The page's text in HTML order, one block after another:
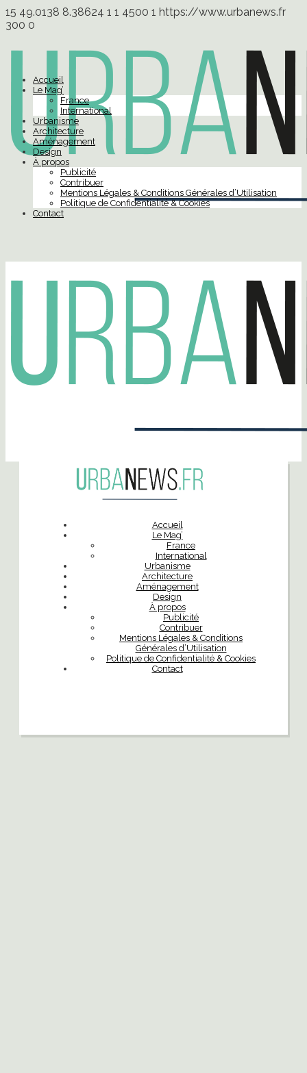
15 49.0138 8.38624 1 1 4500 1 https://www.urbanews.fr
300 0
Accueil
Le Mag’
France
International
Urbanisme
Architecture
Aménagement
Design
À propos
Publicité
Contribuer
Mentions Légales & Conditions Générales d’Utilisation
Politique de Confidentialité & Cookies
Contact
Accueil
Le Mag’
France
International
Urbanisme
Architecture
Aménagement
Design
À propos
Publicité
Contribuer
Mentions Légales & Conditions
Générales d’Utilisation
Politique de Confidentialité & Cookies
Contact